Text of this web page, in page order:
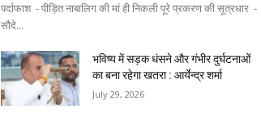
पर्दाफाश - पीड़ित नाबालिग की मां ही निकली पूरे प्रकरण की सूत्रधार -
सौदे...
भविष्य में सड़क धंसने और गंभीर दुर्घटनाओं
का बना रहेगा खतरा : आर्येन्द्र शर्मा
July 29, 2026